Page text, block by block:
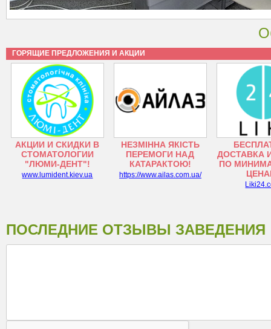
ГОРЯЩИЕ ПРЕДЛОЖЕНИЯ И АКЦИИ
АКЦИИ И СКИДКИ В
СТОМАТОЛОГИИ
"ЛЮМИ-ДЕНТ"!
www.lumident.kiev.ua
НЕЗМІННА ЯКІСТЬ
ПЕРЕМОГИ НАД
КАТАРАКТОЮ!
https://www.ailas.com.ua/
ДОСТАВКА
ПО
ПОСЛЕДНИЕ ОТЗЫВЫ ЗАВЕДЕНИЯ